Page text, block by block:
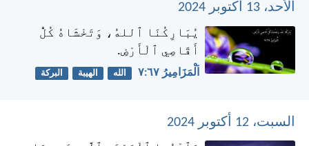
الأحد، 13 أكتوبر 2024
يُبَارِكُنَا ٱللهُ، وَتَخْشَاهُ كُلُّ
أَقَاصِي ٱلْأَرْضِ.
اَلْمَزَامِيرُ ٦٧:‏٧ الله الهيبة البركة
السبت، 12 أكتوبر 2024